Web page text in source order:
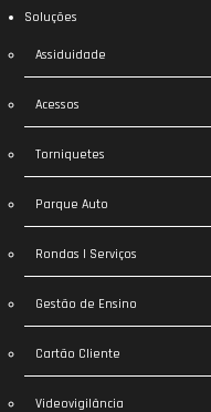
Soluções
Assiduidade
Acessos
Torniquetes
Parque Auto
Rondas | Serviços
Gestão de Ensino
Cartão Cliente
Videovigilância